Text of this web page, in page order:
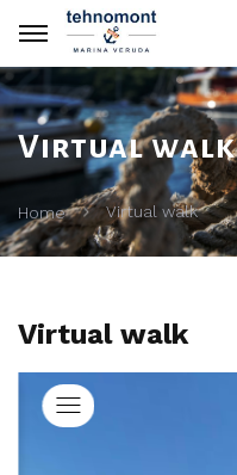
Virtual walk
Home Virtual walk
Virtual walk